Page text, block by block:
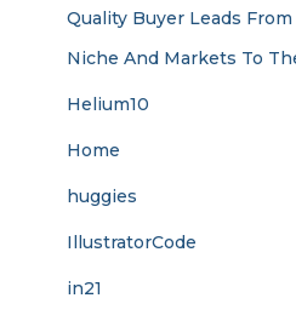
Quality Buyer Leads
Niche And Markets To
Helium10
Home
huggies
IllustratorCode
in21